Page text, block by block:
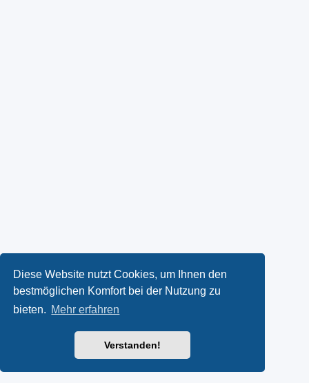
Diese Website nutzt Cookies, um Ihnen den
bestmöglichen Komfort bei der Nutzung zu
bieten. Mehr erfahren
Verstanden!